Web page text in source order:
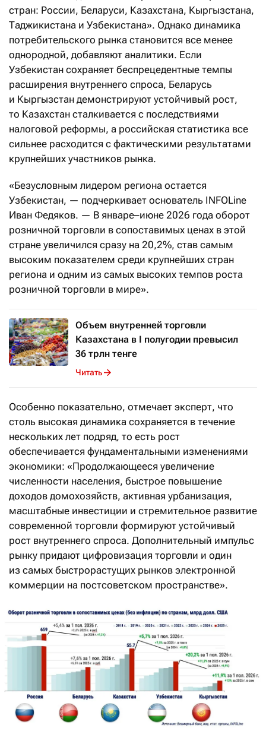
стран: России, Беларуси, Казахстана, Кыргызстана,
Таджикистана и Узбекистана». Однако динамика
потребительского рынка становится все менее
однородной, добавляют аналитики. Если
Узбекистан сохраняет беспрецедентные темпы
расширения внутреннего спроса, Беларусь
и Кыргызстан демонстрируют устойчивый рост,
то Казахстан сталкивается с последствиями
налоговой реформы, а российская статистика все
сильнее расходится с фактическими результатами
крупнейших участников рынка.
«Безусловным лидером региона остается
Узбекистан, — подчеркивает основатель INFOLine
Иван Федяков. — В январе–июне 2026 года оборот
розничной торговли в сопоставимых ценах в этой
стране увеличился сразу на 20,2%, став самым
высоким показателем среди крупнейших стран
региона и одним из самых высоких темпов роста
розничной торговли в мире».
Объем внутренней торговли
Казахстана в I полугодии превысил
36 трлн тенге
Читать
Особенно показательно, отмечает эксперт, что
столь высокая динамика сохраняется в течение
нескольких лет подряд, то есть рост
обеспечивается фундаментальными изменениями
экономики: «Продолжающееся увеличение
численности населения, быстрое повышение
доходов домохозяйств, активная урбанизация,
масштабные инвестиции и стремительное развитие
современной торговли формируют устойчивый
рост внутреннего спроса. Дополнительный импульс
рынку придают цифровизация торговли и один
из самых быстрорастущих рынков электронной
коммерции на постсоветском пространстве».